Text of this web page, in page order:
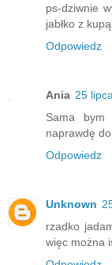
ps-dziwnie
jabłko z
Odpowiedz
Ania 25
Sama bym
naprawdę
Odpowiedz
Unknown
rzadko
więc można